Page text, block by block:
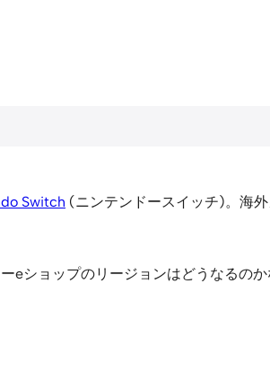
Switch (ニンテンドースイッチ)。海
ショップのリージョンはどうなるのか